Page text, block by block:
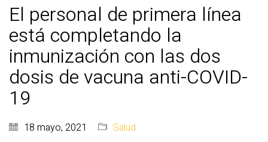
El personal de primera línea
está completando la
inmunización con las dos
dosis de vacuna anti-COVID-
19
18 mayo, 2021 Salud